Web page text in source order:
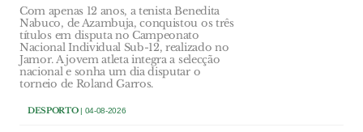
Com apenas 12 anos, a tenista Benedita
Nabuco, de Azambuja, conquistou os três
títulos em disputa no Campeonato
Nacional Individual Sub-12, realizado no
Jamor. A jovem atleta integra a selecção
nacional e sonha um dia disputar o
torneio de Roland Garros.
DESPORTO| 04-08-2026